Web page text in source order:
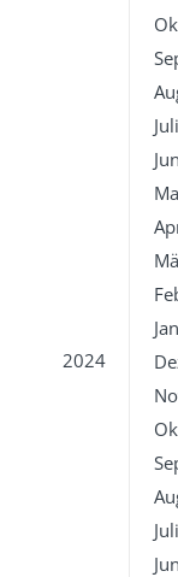
Juli
2024
Juli